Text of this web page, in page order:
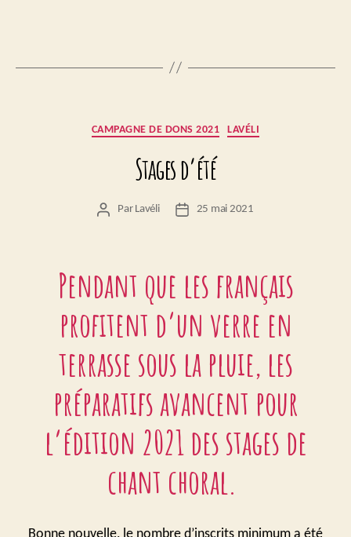
Catégories
CAMPAGNE DE DONS 2021 LAVÉLI
Stages d’été
Auteur
Par Lavéli
Date25 mai 2021
Pendant que les français
profitent d’un verre en
terrasse sous la pluie, les
préparatifs avancent pour
l’édition 2021 des stages de
chant choral.